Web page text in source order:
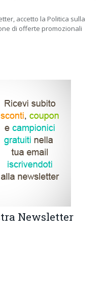
accetto la Politica sulla
di offerte promozionali
Newsletter